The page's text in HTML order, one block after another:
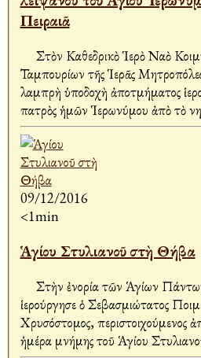
Πειραιᾶ
Στὸν Καθεδρικὸ Ἱερὸ Ναὸ
Ταμπουρίων τῆς Ἱερᾶς
λαμπρὴ ὑποδοχὴ ἀποτμήματος
πατρὸς ἡμῶν Ἱερωνύμου ἀπὸ τὸ
09/12/2016
<1min
Ἁγίου Στυλιανοῦ στὴ Θήβα
Στὴν ἐνορία τῶν Ἁγίων
ἱερούργησε ὁ Σεβασμιώτατος
Χρυσόστομος, περιστοιχούμενος
ἡμέρα μνήμης τοῦ Ἁγίου